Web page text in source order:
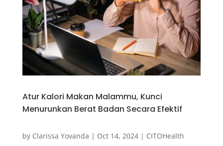
Atur Kalori Makan Malammu, Kunci
Menurunkan Berat Badan Secara Efektif
by Clarissa Yovanda | Oct 14, 2024| CITOHealth